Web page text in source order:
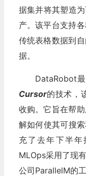
据集并将其塑造
产。该平台支持
传统表格数据到
据。
DataRobot
Cursor的技术，
收购。它旨在帮
解如何使其可搜
充了去年下半年
MLOps采用了现
公司ParallelM的